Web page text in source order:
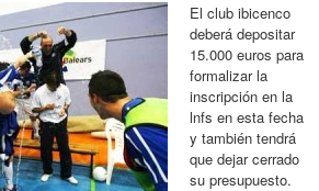
El club ibicenco
deberá depositar
15.000 euros para
formalizar la
inscripción en la
lnfs en esta fecha
y también tendrá
que dejar cerrado
su presupuesto.